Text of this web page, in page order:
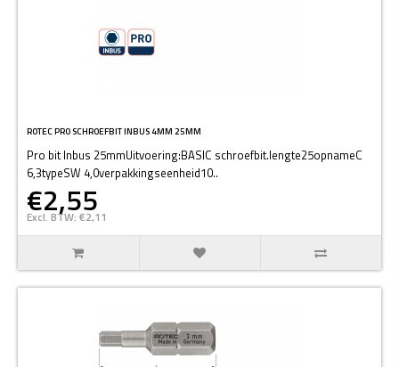
ROTEC PRO SCHROEFBIT INBUS 4MM 25MM
Pro bit Inbus 25mmUitvoering:BASIC schroefbit.lengte25opnameC
6,3typeSW 4,0verpakkingseenheid10..
€2,55
Excl. BTW: €2,11